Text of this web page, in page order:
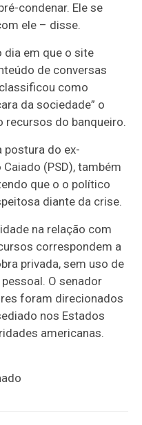
condenar. Ele se
ele – disse.
dia em que o site
de conversas
como
da sociedade” o
do banqueiro.
postura do ex-
(PSD), também
que o o político
diante da crise.
na relação com
correspondem a
privada, sem uso de
O senador
foram direcionados
nos Estados
americanas.